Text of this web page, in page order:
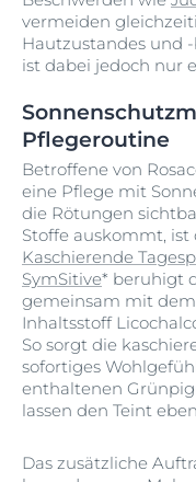
vermeiden
Hautzustandes und
ist dabei jedoch nur
Pflegeroutine
Betroffene von
eine Pflege mit
die Rötungen
Stoffe auskommt, ist
Kaschierende
SymSitive* beruhigt
gemeinsam mit
Inhaltsstoff
So sorgt die
sofortiges
enthaltenen
lassen den Teint
Das zusätzliche